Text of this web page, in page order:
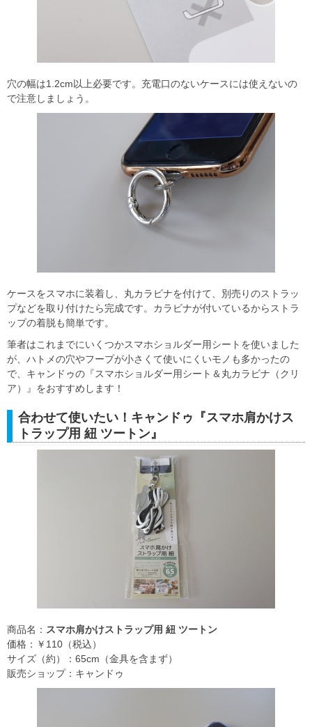
穴の幅は1.2cm以上必要です。充電口のないケースには使えないの
で注意しましょう。
ケースをスマホに装着し、丸カラビナを付けて、別売りのストラッ
プなどを取り付けたら完成です。カラビナが付いているからストラ
ップの着脱も簡単です。
筆者はこれまでにいくつかスマホショルダー用シートを使いました
が、ハトメの穴やフープが小さくて使いにくいモノも多かったの
で、キャンドゥの『スマホショルダー用シート＆丸カラビナ（クリ
ア）』をおすすめします！
合わせて使いたい！キャンドゥ『スマホ肩かけス
トラップ用 紐 ツートン』
商品名： スマホ肩かけストラップ用 紐 ツートン
価格：￥110（税込）
サイズ（約）：65cm（金具を含まず）
販売ショップ：キャンドゥ